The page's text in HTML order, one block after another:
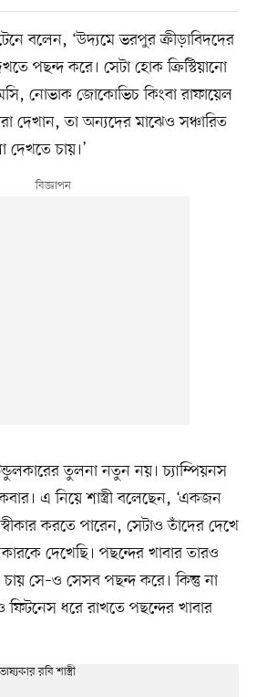
বলেন, ‘উদ্যমে ভরপুর ক্রীড়াবিদদের
পছন্দ করে। সেটা হোক ক্রিস্টিয়ানো
নোভাক জোকোভিচ কিংবা রাফায়েল
দেখান, তা অন্যদের মাঝেও সঞ্চারিত
চায়।’
তুলনা নতুন নয়। চ্যাম্পিয়নস
এ নিয়ে শাস্ত্রী বলেছেন, ‘একজন
করতে পারেন, সেটাও তাঁদের দেখে
দেখেছি। পছন্দের খাবার তারও
সে–ও সেসব পছন্দ করে। কিন্তু না
ফিটনেস ধরে রাখতে পছন্দের খাবার